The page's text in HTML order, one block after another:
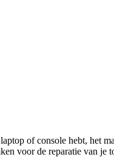
of console hebt, het
voor de reparatie van je